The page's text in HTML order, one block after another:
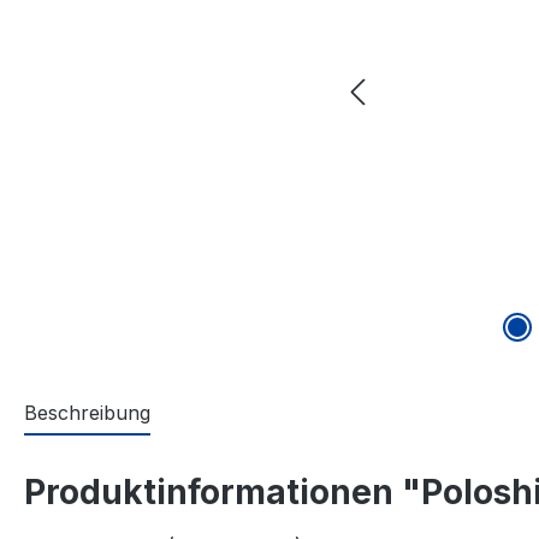
Beschreibung
Produktinformationen